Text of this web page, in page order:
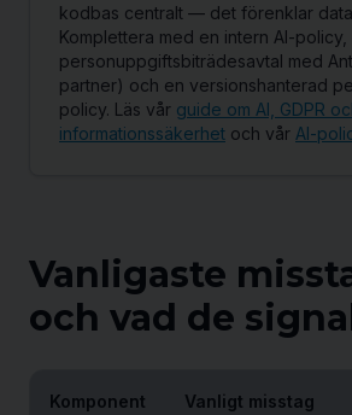
kodbas centralt — det förenklar
Komplettera med en intern AI-policy,
personuppgiftsbiträdesavtal med
partner) och en versionshanterad
policy. Läs vår guide om AI, GDPR
informationssäkerhet och vår AI-
Vanligaste
och vad de
Komponent Vanligt misstag